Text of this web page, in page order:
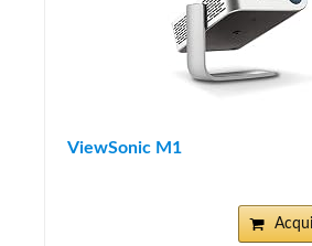
ViewSonic M1